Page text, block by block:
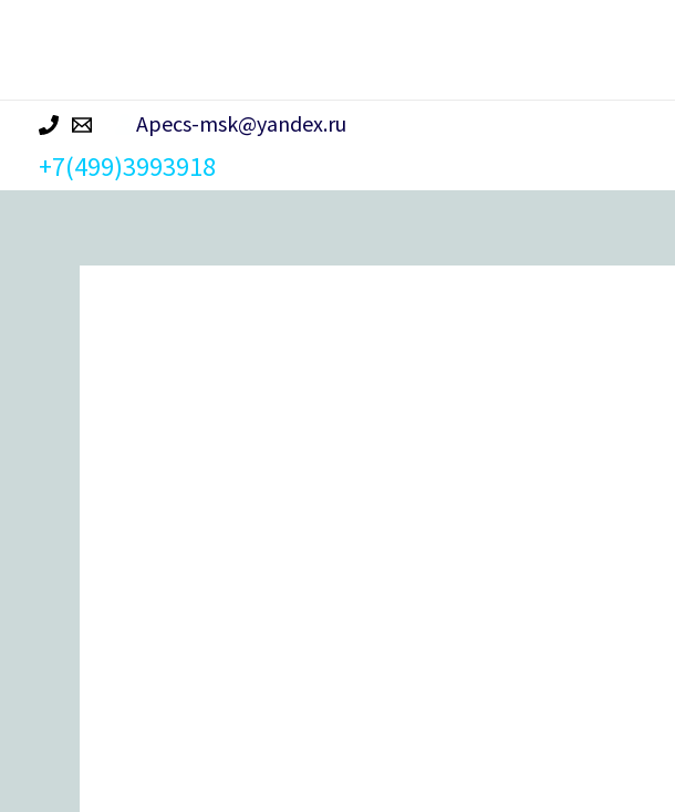
Apecs-msk@yandex.ru
+7(499)3993918